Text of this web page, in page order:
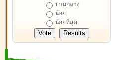
ปานกลาง
น้อย
น้อยที่สุด